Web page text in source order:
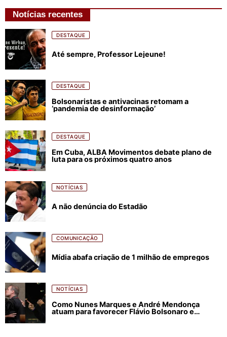
Notícias recentes
DESTAQUE
Até sempre, Professor Lejeune!
DESTAQUE
Bolsonaristas e antivacinas retomam a
‘pandemia de desinformação’
DESTAQUE
Em Cuba, ALBA Movimentos debate plano de
luta para os próximos quatro anos
NOTÍCIAS
A não denúncia do Estadão
COMUNICAÇÃO
Mídia abafa criação de 1 milhão de empregos
NOTÍCIAS
Como Nunes Marques e André Mendonça
atuam para favorecer Flávio Bolsonaro e